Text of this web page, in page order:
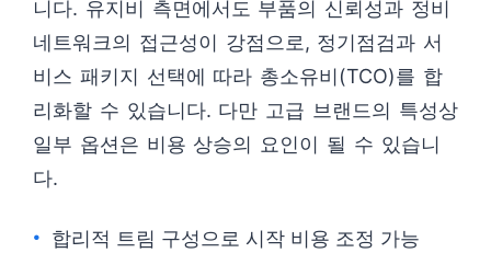
니다. 유지비 측면에서도 부품의 신뢰성과 정비
네트워크의 접근성이 강점으로, 정기점검과 서
비스 패키지 선택에 따라 총소유비(TCO)를 합
리화할 수 있습니다. 다만 고급 브랜드의 특성상
일부 옵션은 비용 상승의 요인이 될 수 있습니
다.
합리적 트림 구성으로 시작 비용 조정 가능